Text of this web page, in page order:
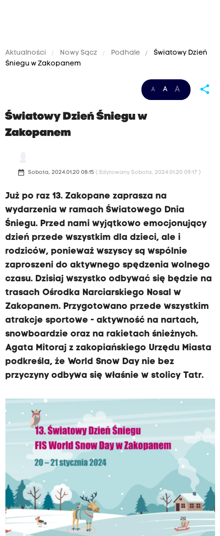
Aktualności Nowy Sącz Podhale
Światowy Dzień
Śniegu w Zakopanem
A A A share
Światowy Dzień Śniegu w
Zakopanem
date_range Sobota, 2024.01.20 08:15 ( Edytowany Sobota, 2024.01.20 09:17 )
Już po raz 13. Zakopane zaprasza na
wydarzenia w ramach Światowego Dnia
Śniegu. Przed nami wyjątkowo emocjonujący
dzień przede wszystkim dla dzieci, ale i
rodziców, ponieważ wszyscy są wspólnie
zaproszeni do aktywnego spędzenia wolnego
czasu. Dzisiaj wszystko odbywać się będzie na
trasach Ośrodka Narciarskiego Nosal w
Zakopanem. Przygotowano przede wszystkim
atrakcje sportowe - aktywność na nartach,
snowboardzie oraz na rakietach śnieżnych.
Agata Mitoraj z zakopiańskiego Urzędu Miasta
podkreśla, że World Snow Day nie bez
przyczyny odbywa się właśnie w stolicy Tatr.